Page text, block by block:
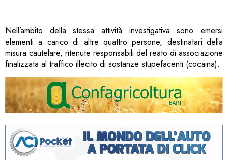
Nell’ambito della stessa attività investigativa sono emersi
elementi a carico di altre quattro persone, destinatari della
misura cautelare, ritenute responsabili del reato di associazione
finalizzata al traffico illecito di sostanze stupefacenti (cocaina).